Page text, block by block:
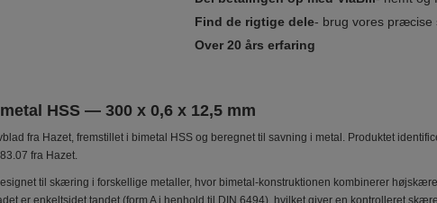
Find de rigtige dele- brug vores præcise
Over 20 års erfaring
HSS — 300 x 0,6 x 12,5 mm
fra Hazet, fremstillet i bimetal HSS og beregnet til savning i metal. Produktet
fra Hazet.
til skæring i forskellige metaller, hvor bimetal-konstruktionen kombinerer
er enkeltsidet tandet (form A i henhold til DIN 6494), hvilket giver en kontrolleret